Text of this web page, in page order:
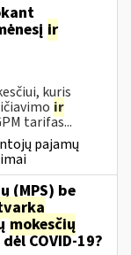
ir
kuris
ir
tarifas...
pajamų
(MPS) be
mokesčių
COVID-19?